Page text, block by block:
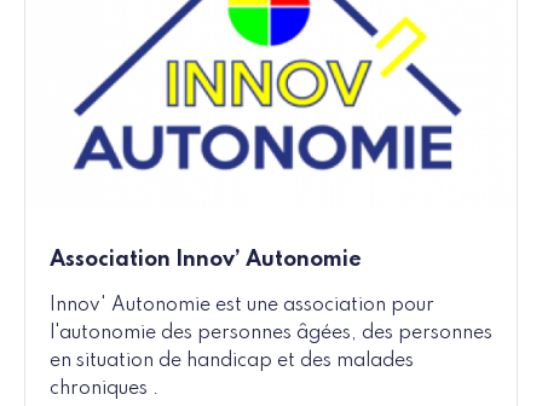
Association Innov’ Autonomie
Innov' Autonomie est une association pour
l'autonomie des personnes âgées, des personnes
en situation de handicap et des malades
chroniques .